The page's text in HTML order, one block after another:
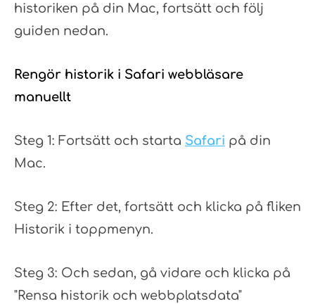
historiken på din Mac, fortsätt och följ
guiden nedan.
Rengör historik i Safari webbläsare
manuellt
Steg 1: Fortsätt och starta Safari på din
Mac.
Steg 2: Efter det, fortsätt och klicka på fliken
Historik i toppmenyn.
Steg 3: Och sedan, gå vidare och klicka på
"Rensa historik och webbplatsdata"